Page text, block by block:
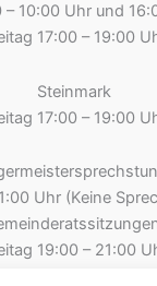
10:00 Uhr und
17:00 – 19:00
Steinmark
17:00 – 19:00
Uhr (Keine
19:00 – 21:00